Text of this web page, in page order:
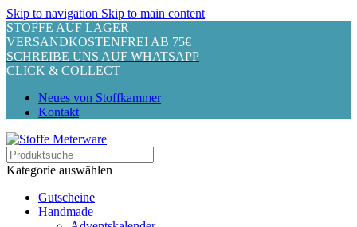
Skip to navigation Skip to main content
STOFFE AUF LAGER
VERSANDKOSTENFREI AB 75€
SCHREIBE UNS AUF WHATSAPP
CLICK & COLLECT
Neues von Stoffkammer
Kontakt
Kategorie auswählen
Gutscheine
Handmade